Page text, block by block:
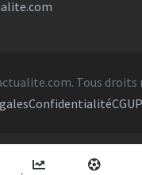
Tous droits
ConfidentialitéCGU